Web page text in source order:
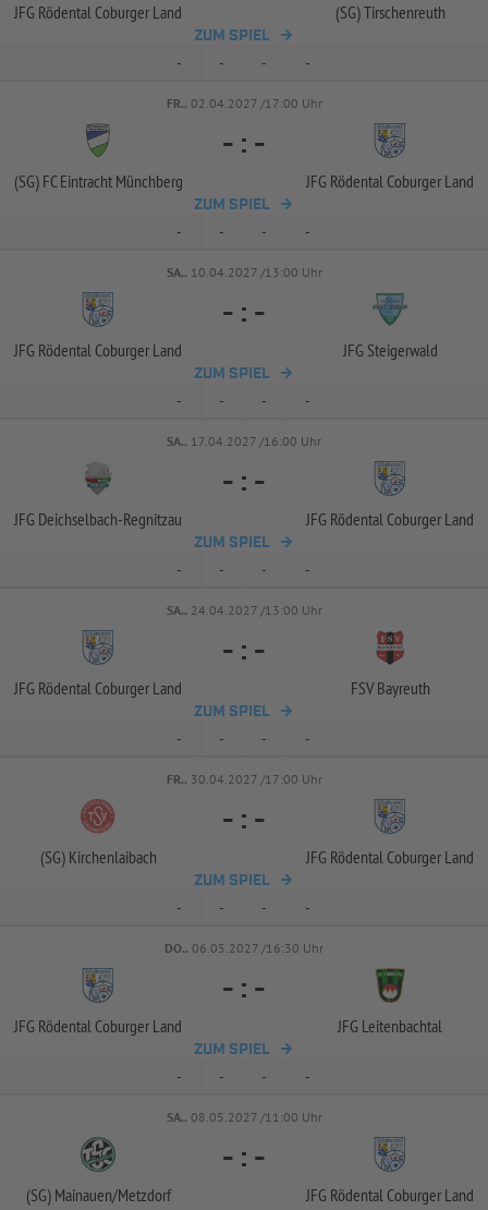
JFG Rödental Coburger Land (SG) Tirschenreuth
ZUM SPIEL
- - - -
FR.. 02.04.2027 /17:00 Uhr
(SG) FC Eintracht Münchberg
- : -
JFG Rödental Coburger Land
ZUM SPIEL
- - - -
SA.. 10.04.2027 /13:00 Uhr
JFG Rödental Coburger Land
- : -
JFG Steigerwald
ZUM SPIEL
- - - -
SA.. 17.04.2027 /16:00 Uhr
JFG Deichselbach-Regnitzau
- : -
JFG Rödental Coburger Land
ZUM SPIEL
- - - -
SA.. 24.04.2027 /13:00 Uhr
JFG Rödental Coburger Land
- : -
FSV Bayreuth
ZUM SPIEL
- - - -
FR.. 30.04.2027 /17:00 Uhr
(SG) Kirchenlaibach
- : -
JFG Rödental Coburger Land
ZUM SPIEL
- - - -
DO.. 06.05.2027 /16:30 Uhr
JFG Rödental Coburger Land
- : -
JFG Leitenbachtal
ZUM SPIEL
- - - -
SA.. 08.05.2027 /11:00 Uhr
(SG) Mainauen/Metzdorf
- : -
JFG Rödental Coburger Land